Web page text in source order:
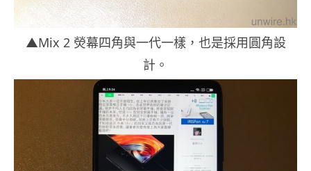
▲Mix 2 熒幕四角與一代一樣，也是採用圓角設
計。